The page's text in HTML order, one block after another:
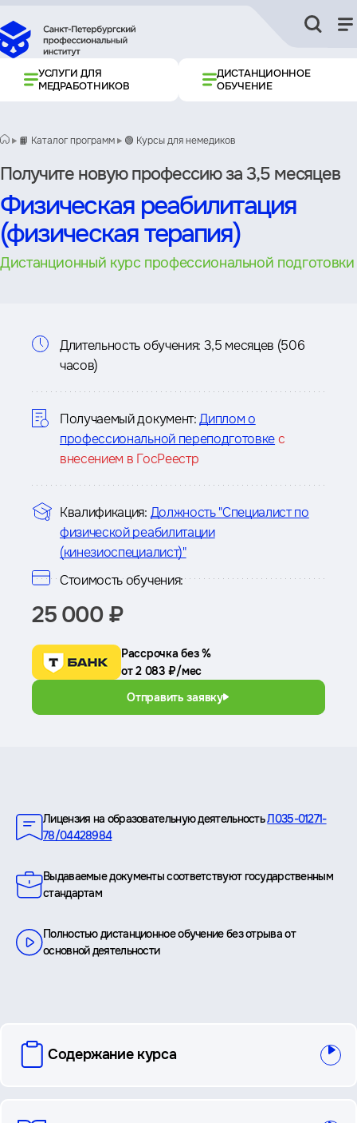
УСЛУГИ ДЛЯ
МЕДРАБОТНИКОВ
ДИСТАНЦИОННОЕ
ОБУЧЕНИЕ
📙 Каталог программ 🟢 Курсы для немедиков
Получите новую профессию за 3,5 месяцев
Физическая реабилитация
(физическая терапия)
Дистанционный курс профессиональной подготовки
Информация
курсе
Длительность обучения: 3,5 месяцев (506
часов)
Получаемый документ: Диплом о
профессиональной переподготовкес
внесением в ГосРеестр
Квалификация: Должность "Специалист по
физической реабилитации
(кинезиоспециалист)"
Стоимость обучения:
25 000 ₽
Рассрочка без %
от 2 083 ₽/мес
Отправить заявку
Лицензия на образовательную деятельностьЛ035-01271-
78/04428984
Выдаваемые документы соответствуют государственным
стандартам
Полностью дистанционное обучение без отрыва от
основной деятельности
вопросы
Содержание курса